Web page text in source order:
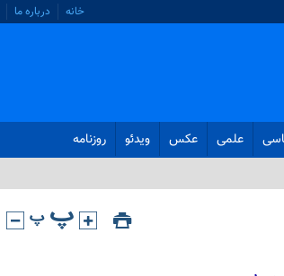
خانه درباره ما
علمی عکس ویدئو روزنامه